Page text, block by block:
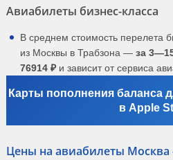
Авиабилеты бизнес-класса
В среднем стоимость перелета
из Москвы в Трабзона — за
76914 ₽ и зависит от сервиса
Карты пополнения баланса
в Apple
Цены на авиабилеты Москва